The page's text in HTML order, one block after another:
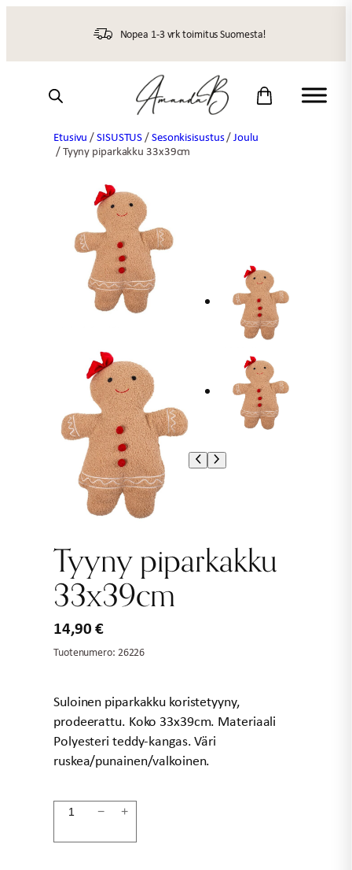
Nopea 1-3 vrk toimitus Suomesta!
Etusivu /SISUSTUS/Sesonkisisustus/Joulu
/ Tyyny piparkakku 33x39cm
Tyyny piparkakku
33x39cm
14,90€
Tuotenumero: 26226
Suloinen piparkakku koristetyyny,
prodeerattu. Koko 33x39cm. Materiaali
Polyesteri teddy-kangas. Väri
ruskea/punainen/valkoinen.
Tyyny
− +